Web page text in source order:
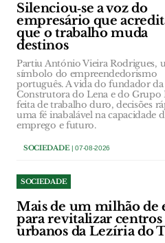
Silenciou‑se a voz do
empresário que
que o trabalho muda
destinos
Partiu António Vieira Rodrigues,
símbolo do empreendedorismo
português. A vida do fundador da
Construtora do Lena e do Grupo
feita de trabalho duro, decisões
uma fé inabalável na capacidade
emprego e futuro.
SOCIEDADE| 07-08-2026
SOCIEDADE
Mais de um milhão de
para revitalizar centros
urbanos da Lezíria do